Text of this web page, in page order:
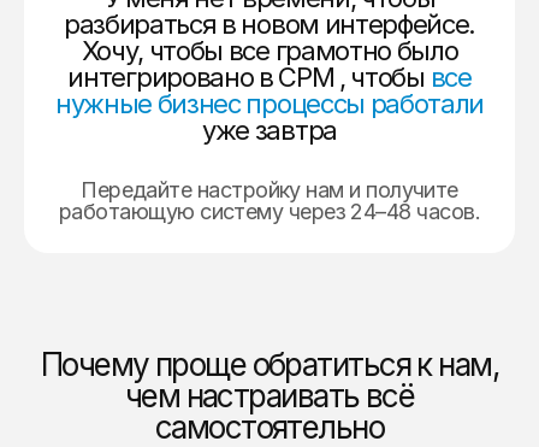
разбираться в новом интерфейсе.
Хочу, чтобы все грамотно было
интегрировано в СРМ , чтобы все
нужные бизнес процессы работали
уже завтра
Передайте настройку нам и получите
работающую систему через 24–48 часов.
Почему проще обратиться к нам,
чем настраивать всё
самостоятельно